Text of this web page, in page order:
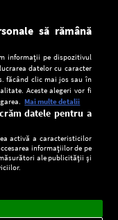
smartphone:
×
să rămână
informații pe dispozitivul
datelor cu caracter
făcând clic mai jos sau în
Aceste alegeri vor fi
Mai multe detalii
datele pentru a
activă a caracteristicilor
informațiilor de pe
ale publicității și